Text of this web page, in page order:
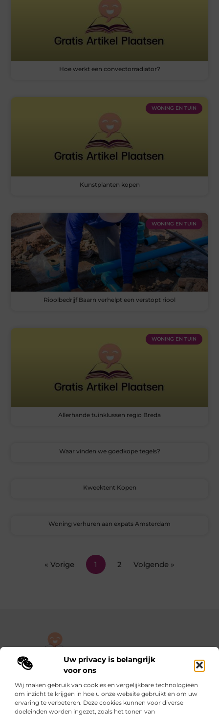
Uw privacy is belangrijk
voor ons
Wij maken gebruik van cookies en vergelijkbare technologieën
om inzicht te krijgen in hoe u onze website gebruikt en om uw
ervaring te verbeteren. Deze cookies kunnen voor diverse
doeleinden worden ingezet, zoals het tonen van
Hoe werkt een convectorradiator?
WONING EN TUIN
Kunstplanten kopen
WONING EN TUIN
Rioolbedrijf Baarn verhelpt een verstopt riool
WONING EN TUIN
Allerhande tuinklussen regio Breda
Waar vinden we goedkope tegels?
Kweektent Kopen
Woning verhuren aan expats Amsterdam
« Vorige 1 2 Volgende »
De plek om jouw verhaal te delen, gratis en eenvoudig.
Verken een rijke verzameling blogs en artikelen die alles uit het
dagelijks leven behandelen, van persoonlijke verhalen tot
praktische tips.